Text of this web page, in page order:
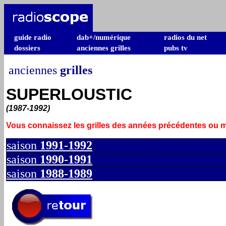
guide radio dab+/numérique
radios du net
dossiers
anciennes grilles pubs tv
anciennes grilles
SUPERLOUSTIC
(1987-1992)
Vous connaissez les grilles des années précédentes ou
saison 1991-1992
saison 1990-1991
saison 1988-1989